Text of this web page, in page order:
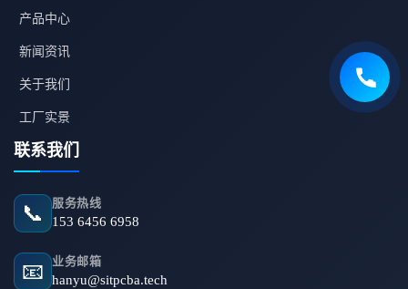
产品中心
新闻资讯
关于我们
工厂实景
联系我们
📞 服务热线
153 6456 6958
📧 业务邮箱
hanyu@sitpcba.tech